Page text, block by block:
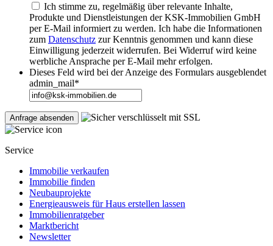
Ich stimme zu, regelmäßig über relevante Inhalte,
Produkte und Dienstleistungen der KSK-Immobilien GmbH
per E-Mail informiert zu werden. Ich habe die Informationen
zum Datenschutz zur Kenntnis genommen und kann diese
Einwilligung jederzeit widerrufen. Bei Widerruf wird keine
werbliche Ansprache per E-Mail mehr erfolgen.
Dieses Feld wird bei der Anzeige des Formulars ausgeblendet
admin_mail*
Service
Immobilie verkaufen
Immobilie finden
Neubauprojekte
Energieausweis für Haus erstellen lassen
Immobilienratgeber
Marktbericht
Newsletter